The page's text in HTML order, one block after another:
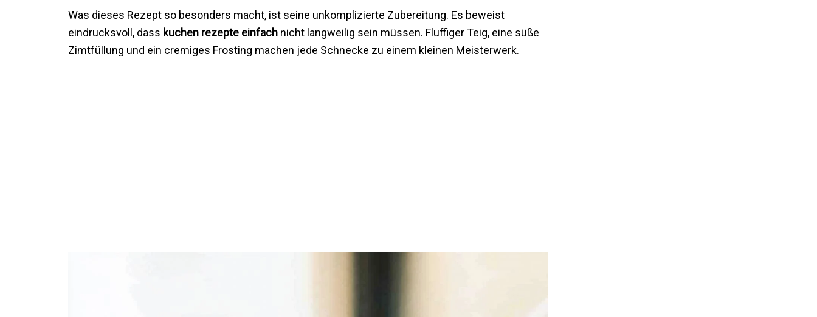
Was dieses Rezept so besonders macht, ist seine unkomplizierte Zubereitung. Es beweist
eindrucksvoll, dass kuchen rezepte einfach nicht langweilig sein müssen. Fluffiger Teig, eine süße
Zimtfüllung und ein cremiges Frosting machen jede Schnecke zu einem kleinen Meisterwerk.